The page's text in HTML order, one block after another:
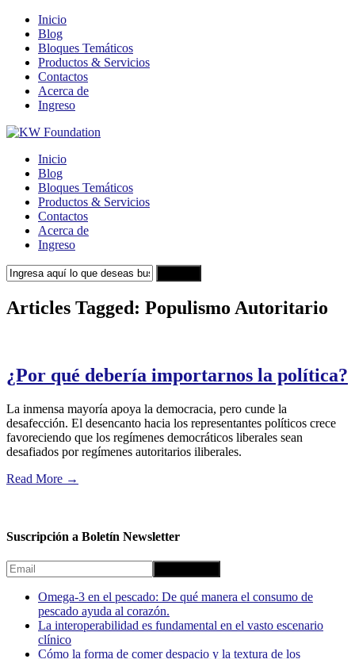
Inicio
Blog
Bloques Temáticos
Productos & Servicios
Contactos
Acerca de
Ingreso
Inicio
Blog
Bloques Temáticos
Productos & Servicios
Contactos
Acerca de
Ingreso
Articles Tagged: Populismo Autoritario
¿Por qué debería importarnos la política?
La inmensa mayoría apoya la democracia, pero cunde la
desafección. El desencanto hacia los representantes políticos crece
favoreciendo que los regímenes democráticos liberales sean
desafiados por regímenes autoritarios iliberales.
Read More →
Suscripción a Boletín Newsletter
Omega-3 en el pescado: De qué manera el consumo de
pescado ayuda al corazón.
La interoperabilidad es fundamental en el vasto escenario
clínico
Cómo la forma de comer despacio y la textura de los